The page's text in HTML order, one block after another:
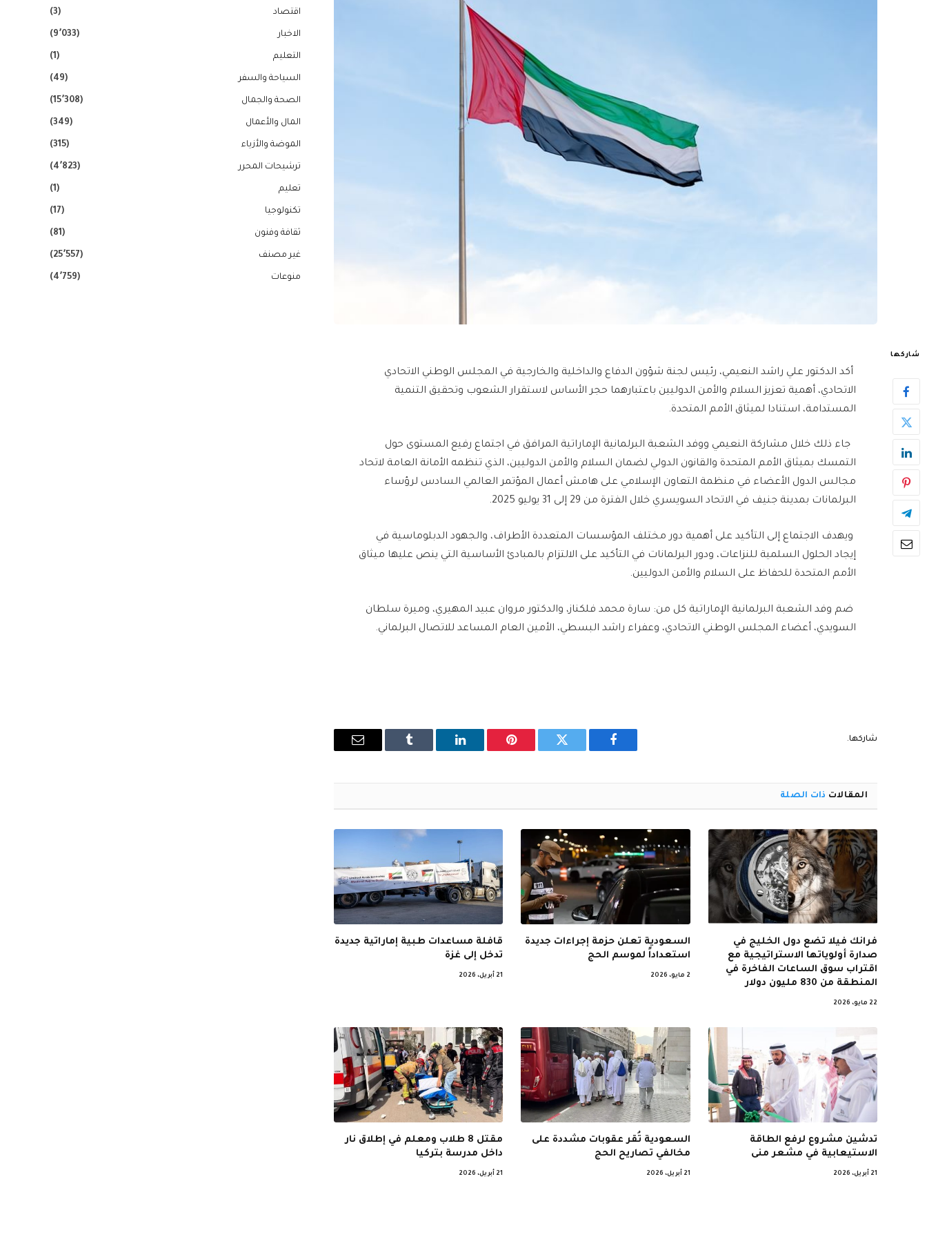
شاركها
أكد الدكتور علي راشد النعيمي، رئيس لجنة شؤون الدفاع والداخلية والخارجية في المجلس الوطني الاتحادي
الاتحادي، أهمية تعزيز السلام والأمن الدوليين باعتبارهما حجر الأساس لاستقرار الشعوب وتحقيق التنمية
المستدامة، استنادا لميثاق الأمم المتحدة.
جاء ذلك خلال مشاركة النعيمي ووفد الشعبة البرلمانية الإماراتية المرافق في اجتماع رفيع المستوى حول
التمسك بميثاق الأمم المتحدة والقانون الدولي لضمان السلام والأمن الدوليين، الذي تنظمه الأمانة العامة لاتحاد
مجالس الدول الأعضاء في منظمة التعاون الإسلامي على هامش أعمال المؤتمر العالمي السادس لرؤساء
البرلمانات بمدينة جنيف في الاتحاد السويسري خلال الفترة من 29 إلى 31 يوليو 2025.
ويهدف الاجتماع إلى التأكيد على أهمية دور مختلف المؤسسات المتعددة الأطراف، والجهود الدبلوماسية في
إيجاد الحلول السلمية للنزاعات، ودور البرلمانات في التأكيد على الالتزام بالمبادئ الأساسية التي ينص عليها ميثاق
الأمم المتحدة للحفاظ على السلام والأمن الدوليين.
ضم وفد الشعبة البرلمانية الإماراتية كل من: سارة محمد فلكناز، والدكتور مروان عبيد المهيري، وميرة سلطان
السويدي، أعضاء المجلس الوطني الاتحادي، وعفراء راشد البسطي، الأمين العام المساعد للاتصال البرلماني.
شاركها.
فيسبوك تويتر بينتيريستلينكدإن Tumblr
البريد
المقالات ذات الصلة
فرانك فيلا تضع دول الخليج في
صدارة أولوياتها الاستراتيجية مع
اقتراب سوق الساعات الفاخرة في
المنطقة من 830 مليون دولار
22 مايو، 2026
السعودية تعلن حزمة إجراءات جديدة
استعداداً لموسم الحج
2 مايو، 2026
قافلة مساعدات طبية إماراتية جديدة
تدخل إلى غزة
21 أبريل، 2026
تدشين مشروع لرفع الطاقة
الاستيعابية في مشعر منى
21 أبريل، 2026
السعودية تُقر عقوبات مشددة على
مخالفي تصاريح الحج
21 أبريل، 2026
مقتل 8 طلاب ومعلم في إطلاق نار
داخل مدرسة بتركيا
21 أبريل، 2026
اقتصاد (3)
الاخبار (9٬033)
التعليم (1)
السياحة والسفر (49)
الصحة والجمال (15٬308)
المال والأعمال (349)
الموضة والأزياء (315)
ترشيحات المحرر (4٬823)
تعليم (1)
تكنولوجيا (17)
ثقافة وفنون (81)
غير مصنف (25٬557)
منوعات (4٬759)